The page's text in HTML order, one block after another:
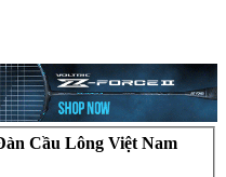
Cầu Lông Việt Nam